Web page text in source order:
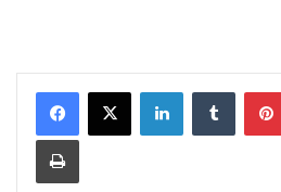
LinkedInTumblr
Print